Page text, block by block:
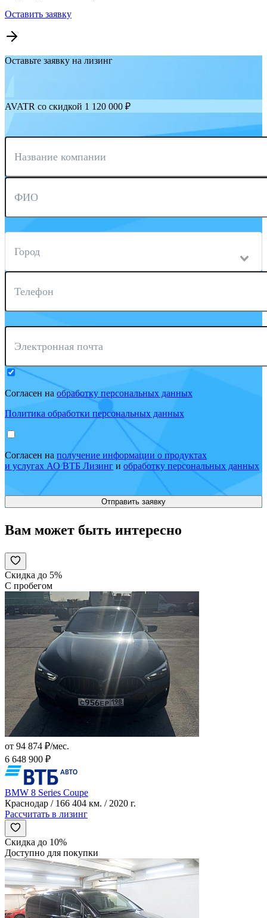
Оставить заявку
Оставьте заявку на лизинг
AVATR со скидкой 1 120 000 ₽
Название компании
ФИО
Город
Телефон
Электронная почта
Согласен на обработку персональных данных
Политика обработки персональных данных
Согласен на получение информации о продуктах
и услугах АО ВТБ Лизинг и обработку персональных данных
Вам может быть интересно
Скидка до 5%
С пробегом
от 94 874 ₽/мес.
6 648 900 ₽
BMW 8 Series Coupe
Краснодар / 166 404 км. / 2020 г.
Рассчитать в лизинг
Скидка до 10%
Доступно для покупки